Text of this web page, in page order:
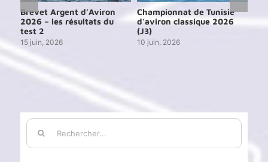
Brevet Argent d’Aviron
2026 – les résultats du
test 2
15 juin, 2026
Championnat de Tunisie
d’aviron classique 2026
(J3)
10 juin, 2026
Rechercher: